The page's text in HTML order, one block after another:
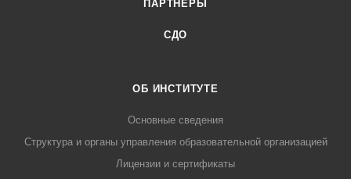
ПАРТНЕРЫ
СДО
ОБ ИНСТИТУТЕ
Основные сведения
Структура и органы управления образовательной организацией
Лицензии и сертификаты